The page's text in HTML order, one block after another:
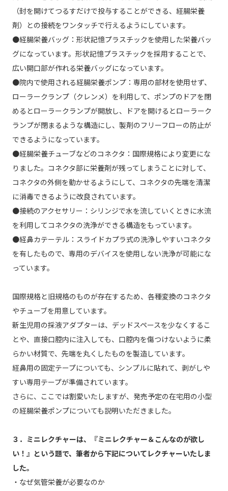
（封を開けてつるすだけで投与することができる、経腸栄養
剤）との接続をワンタッチで行えるようにしています。
●経腸栄養バッグ：形状記憶プラスチックを使用した栄養バッ
グになっています。形状記憶プラスチックを採用することで、
広い開口部が作れる栄養バッグになっています。
●院内で使用される経腸栄養ポンプ：専用の部材を使用せず、
ローラークランプ（クレンメ）を利用して、ポンプのドアを閉
めるとローラークランプが開放し、ドアを開けるとローラーク
ランプが閉まるような構造にし、製剤のフリーフローの防止が
できるようになっています。
●経腸栄養チューブなどのコネクタ：国際規格により変更にな
りました。コネクタ部に栄養剤が残ってしまうことに対して、
コネクタの外側を動かせるようにして、コネクタの先端を清潔
に消毒できるように改良されています。
●接続のアクセサリー：シリンジで水を流していくときに水流
を利用してコネクタの洗浄ができる構造をもっています。
●経鼻カテーテル：スライドカプラ式の洗浄しやすいコネクタ
を有したもので、専用のデバイスを使用しない洗浄が可能にな
っています。
国際規格と旧規格のものが存在するため、各種変換のコネクタ
やチューブを用意しています。
新生児用の採液アダプターは、デッドスペースを少なくするこ
とや、直接口腔内に注入しても、口腔内を傷つけないように柔
らかい材質で、先端を丸くしたものを製造しています。
経鼻用の固定テープについても、シンプルに貼れて、剥がしや
すい専用テープが準備されています。
さらに、ここでは割愛いたしますが、発売予定の在宅用の小型
の経腸栄養ポンプについても説明いただきました。
３．ミニレクチャーは、『ミニレクチャー＆こんなのが欲し
い！』という題で、筆者から下記についてレクチャーいたしま
した。
・なぜ気管栄養が必要なのか